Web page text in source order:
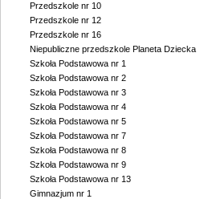
Przedszkole nr 10
Przedszkole nr 12
Przedszkole nr 16
Niepubliczne przedszkole Planeta Dziecka
Szkoła Podstawowa nr 1
Szkoła Podstawowa nr 2
Szkoła Podstawowa nr 3
Szkoła Podstawowa nr 4
Szkoła Podstawowa nr 5
Szkoła Podstawowa nr 7
Szkoła Podstawowa nr 8
Szkoła Podstawowa nr 9
Szkoła Podstawowa nr 13
Gimnazjum nr 1